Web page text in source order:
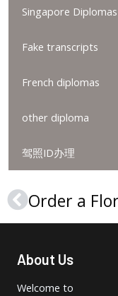
Singapore Diplomas
Fake transcripts
French diplomas
other diploma
驾照ID办理
Prev
About Us
Welcome to